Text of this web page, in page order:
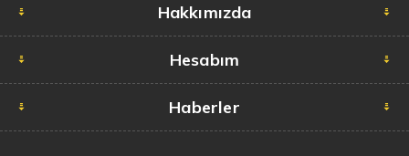
Hakkımızda
Hesabım
Haberler